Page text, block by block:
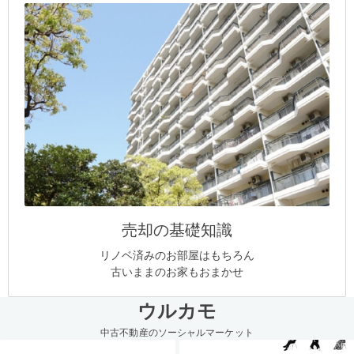
売却の基礎知識
リノベ済みのお部屋はもちろん
古いままのお家もおまかせ
ウルカモ
中古不動産のソーシャルマーケット